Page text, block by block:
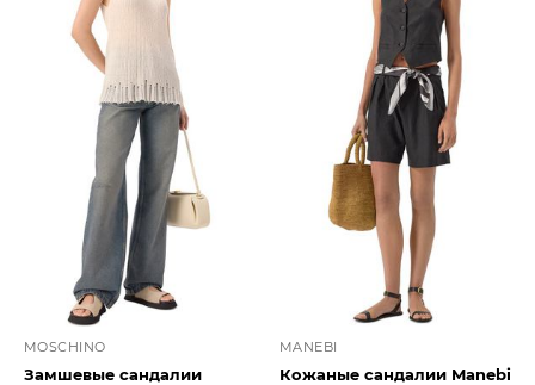
MOSCHINO
Замшевые сандалии
MANEBI
Кожаные сандалии Manebi